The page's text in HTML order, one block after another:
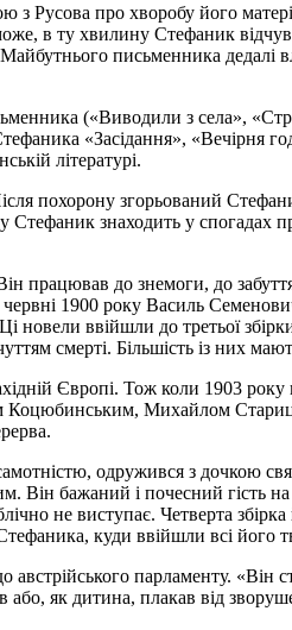
з Русова про хворобу його
в ту хвилину Стефаник
письменника дедалі
(«Виводили з села»,
«Засідання», «Вечірня
літературі.
похорону згорьований
знаходить у спогадах
працював до знемоги, до
червні 1900 року Василь
новели ввійшли до третьої
смерті. Більшість із них
Європі. Тож коли 1903
Михайлом
одружився з дочкою
Він бажаний і почесний гість
не виступає. Четверта
куди ввійшли всі його
австрійського парламенту. «Він
або, як дитина, плакав від